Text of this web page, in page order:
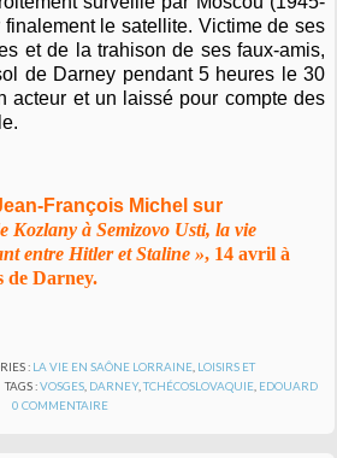
le satellite. Victime de ses
et de la trahison de ses faux-amis,
de Darney pendant 5 heures le 30
acteur et un laissé pour compte des
François Michel sur
Kozlany à Semizovo Usti, la vie
entre Hitler et Staline », 14 avril à
de Darney.
: LA VIE EN SAÔNE LORRAINE, LOISIRS ET
TAGS :VOSGES DARNEY,TCHÉCOSLOVAQUIE EDOUARD
0 COMMENTAIRE